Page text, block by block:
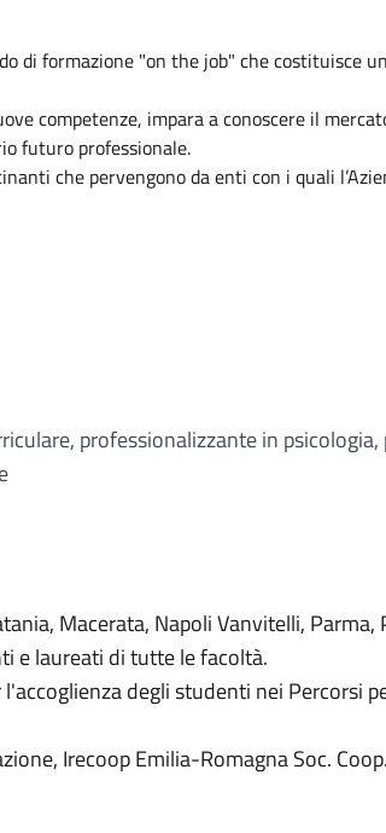
di formazione "on the job" che costituisce
competenze, impara a conoscere il
futuro professionale.
che pervengono da enti con i quali
professionalizzante in psicologia,
Macerata, Napoli Vanvitelli,
e laureati di tutte le facoltà.
degli studenti nei Percorsi
Irecoop Emilia-Romagna Soc.